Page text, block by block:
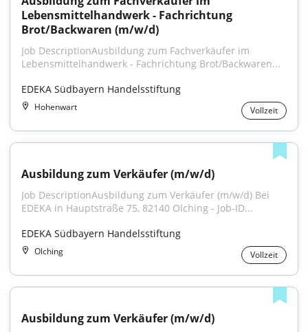
Lebensmittelhandwerk - Fachrichtung
Brot/Backwaren (m/w/d)
Job DescriptionAusbildung zum Fachverkäufer im
Lebensmittelhandwerk - Fachrichtung Brot/Backwaren...
EDEKA Südbayern Handelsstiftung
Hohenwart Vollzeit
Ausbildung zum Verkäufer (m/w/d)
Job DescriptionAusbildung zum Verkäufer (m/w/d) Bei
EDEKA in Hauptstraße 75, 82140 Olching - Job-ID...
EDEKA Südbayern Handelsstiftung
Olching Vollzeit
Ausbildung zum Verkäufer (m/w/d)